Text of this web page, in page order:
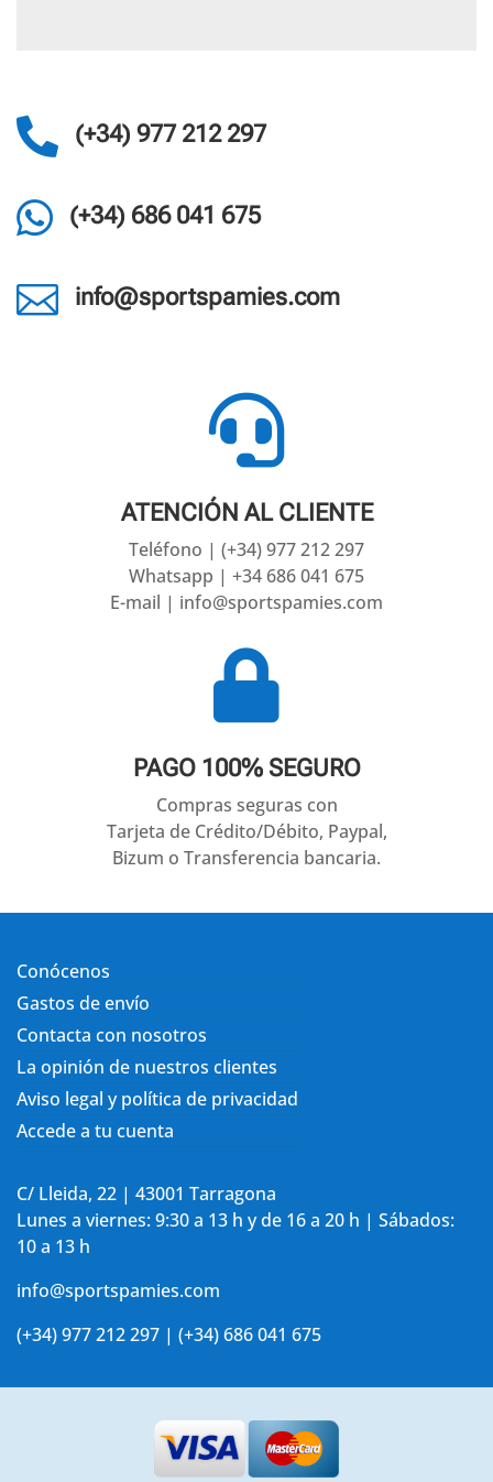
 (+34) 977 212 297
 (+34) 686 041 675
 info@sportspamies.com

ATENCIÓN AL CLIENTE
Teléfono | (+34) 977 212 297
Whatsapp | +34 686 041 675
E-mail | info@sportspamies.com

PAGO 100% SEGURO
Compras seguras con
Tarjeta de Crédito/Débito, Paypal,
Bizum o Transferencia bancaria.
Conócenos
Gastos de envío
Contacta con nosotros
La opinión de nuestros clientes
Aviso legal y política de privacidad
Accede a tu cuenta
C/ Lleida, 22 | 43001 Tarragona
Lunes a viernes: 9:30 a 13 h y de 16 a 20 h | Sábados:
10 a 13 h
info@sportspamies.com
(+34) 977 212 297 | (+34) 686 041 675